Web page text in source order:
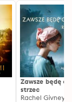
historia” –
Zawsze będę
strzec
Rachel Givney